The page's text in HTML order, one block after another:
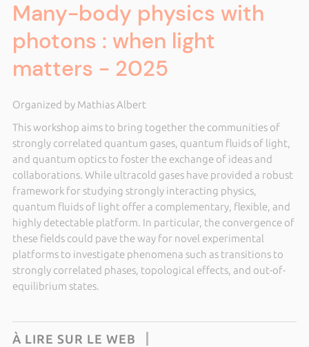
Many-body physics with
photons : when light
matters - 2025
Organized by Mathias Albert
This workshop aims to bring together the communities of
strongly correlated quantum gases, quantum fluids of light,
and quantum optics to foster the exchange of ideas and
collaborations. While ultracold gases have provided a robust
framework for studying strongly interacting physics,
quantum fluids of light offer a complementary, flexible, and
highly detectable platform. In particular, the convergence of
these fields could pave the way for novel experimental
platforms to investigate phenomena such as transitions to
strongly correlated phases, topological effects, and out-of-
equilibrium states.
À LIRE SUR LE WEB